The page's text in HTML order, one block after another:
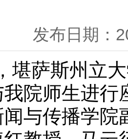
发布日期：
堪萨斯州立
院师生进行
与传播学院